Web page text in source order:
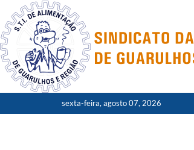
to
content
sexta-feira, agosto 07, 2026